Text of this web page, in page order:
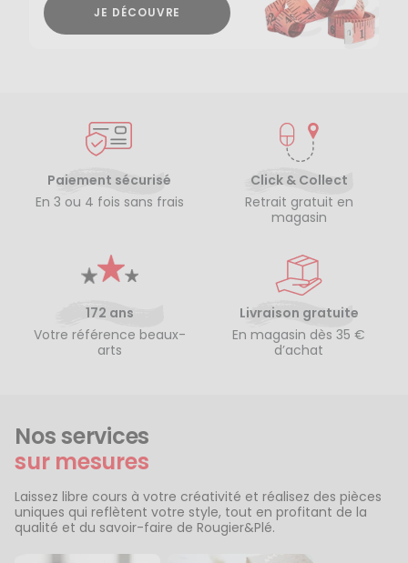
JE DÉCOUVRE
Paiement sécurisé
En 3 ou 4 fois sans frais
Click & Collect
Retrait gratuit en
magasin
172 ans
Votre référence beaux-
arts
Livraison gratuite
En magasin dès 35 €
d’achat
Nos services
sur mesures
Laissez libre cours à votre créativité et réalisez des pièces
uniques qui reflètent votre style, tout en profitant de la
qualité et du savoir-faire de Rougier&Plé.